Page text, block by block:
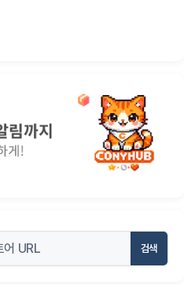
검색